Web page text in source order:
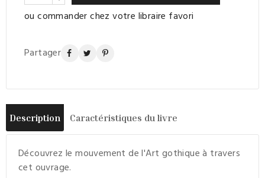
ou commander chez votre libraire favori
Partager
Description Caractéristiques du livre
Découvrez le mouvement de l'Art gothique à travers
cet ouvrage.